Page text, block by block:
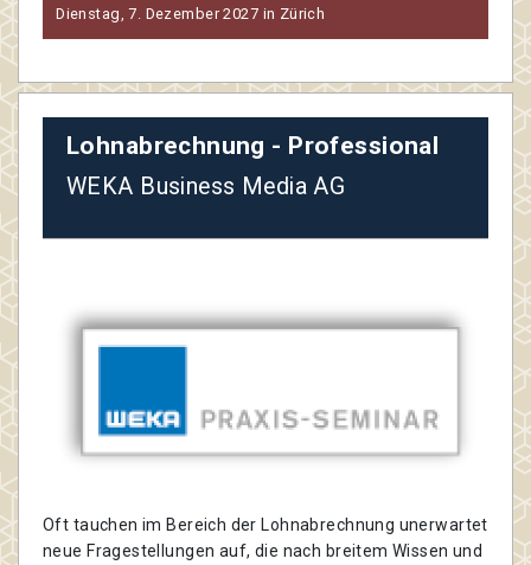
Dienstag, 7. Dezember 2027 in Zürich
Lohnabrechnung - Professional
WEKA Business Media AG
Oft tauchen im Bereich der Lohnabrechnung unerwartet
neue Fragestellungen auf, die nach breitem Wissen und